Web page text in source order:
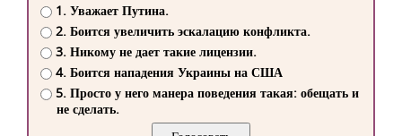
1. Уважает Путина.
2. Боится увеличить эскалацию конфликта.
3. Никому не дает такие лицензии.
4. Боится нападения Украины на США
5. Просто у него манера поведения такая: обещать и
не сделать.